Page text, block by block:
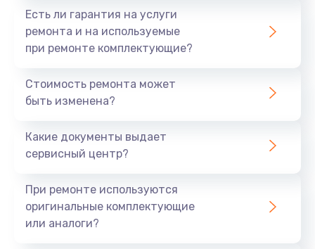
Есть ли гарантия на услуги
ремонта и на используемые
при ремонте комплектующие?
Стоимость ремонта может
быть изменена?
Какие документы выдает
сервисный центр?
При ремонте используются
оригинальные комплектующие
или аналоги?